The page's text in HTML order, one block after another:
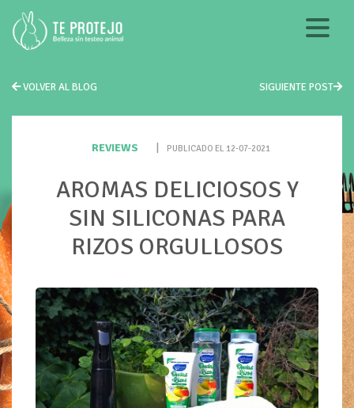
VOLVER AL BLOG SIGUIENTE POST
REVIEWS PUBLICADO EL 12-07-2021
AROMAS DELICIOSOS Y
SIN SILICONAS PARA
RIZOS ORGULLOSOS